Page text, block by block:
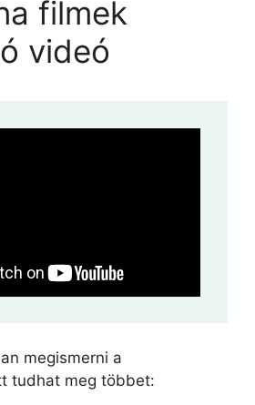
filmek
videó
megismerni a
tudhat meg többet: